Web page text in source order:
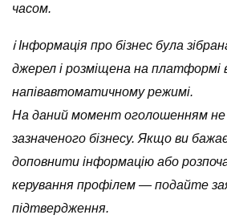
часом.
ℹ️ Інформація про бізнес була
джерел і розміщена на платформі
напівавтоматичному режимі.
На даний момент оголошенням не
зазначеного бізнесу. Якщо ви
доповнити інформацію або
керування профілем — подайте
підтвердження.